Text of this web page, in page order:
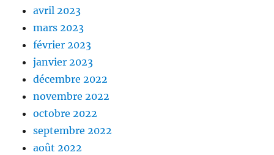
avril 2023
mars 2023
février 2023
janvier 2023
décembre 2022
novembre 2022
octobre 2022
septembre 2022
août 2022